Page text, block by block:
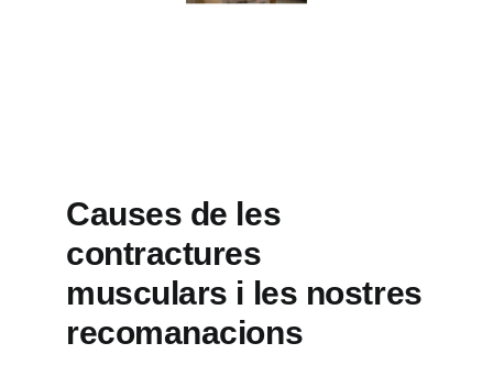
Causes de les
contractures
musculars i les nostres
recomanacions